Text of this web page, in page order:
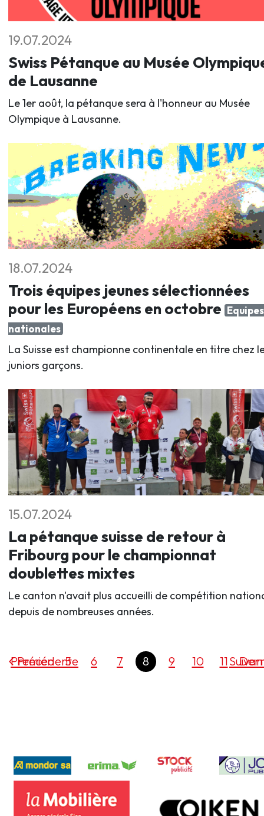
19.07.2024
Swiss Pétanque au Musée
de Lausanne
Le 1er août, la pétanque sera à l'honneur au Musée
Olympique à Lausanne.
18.07.2024
Trois équipes jeunes sélectionnées
pour les Européens en octobre Equipes
nationales
La Suisse est championne continentale en titre chez
juniors garçons.
15.07.2024
La pétanque suisse de retour à
Fribourg pour le championnat
doublettes mixtes
Le canton n'avait plus accueilli de compétition
depuis de nombreuses années.
Précédente
Premier 5 6 7 8 9 10 11